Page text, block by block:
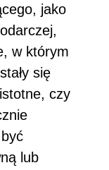
jako
w którym
się
czy
lub